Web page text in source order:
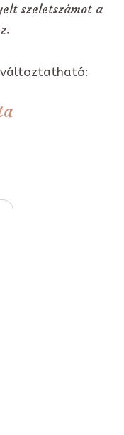
szeletszámot a
változtatható: